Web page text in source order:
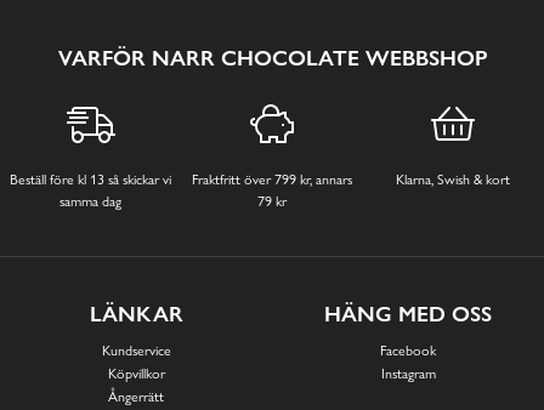
VARFÖR NARR CHOCOLATE WEBBSHOP
Beställ före kl 13 så skickar vi
samma dag
Fraktfritt över 799 kr, annars
79 kr
Klarna, Swish & kort
LÄNKAR
Kundservice
Köpvillkor
Ångerrätt
HÄNG MED OSS
Facebook
Instagram